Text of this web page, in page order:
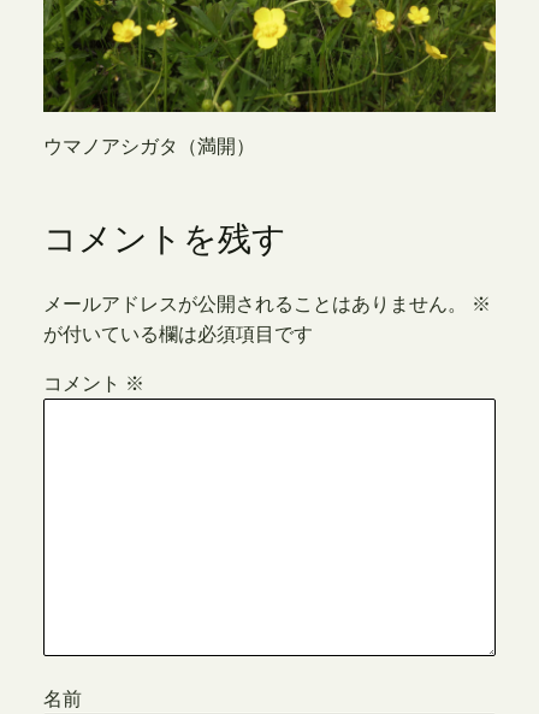
ウマノアシガタ（満開）
コメントを残す
メールアドレスが公開されることはありません。
※
が付いている欄は必須項目です
コメント ※
名前